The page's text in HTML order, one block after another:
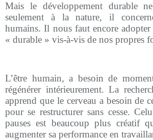
Mais le développement durable
seulement à la nature, il
humains. Il nous faut encore
« durable » vis-à-vis de nos propres
L’être humain, a besoin de
régénérer intérieurement. La
apprend que le cerveau a besoin de
pour se restructurer sans cesse.
pauses est beaucoup plus créatif
augmenter sa performance en